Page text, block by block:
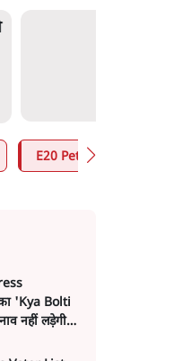
E20 Petrol Controversy
'Kya Bolti
नहीं लड़ेगी